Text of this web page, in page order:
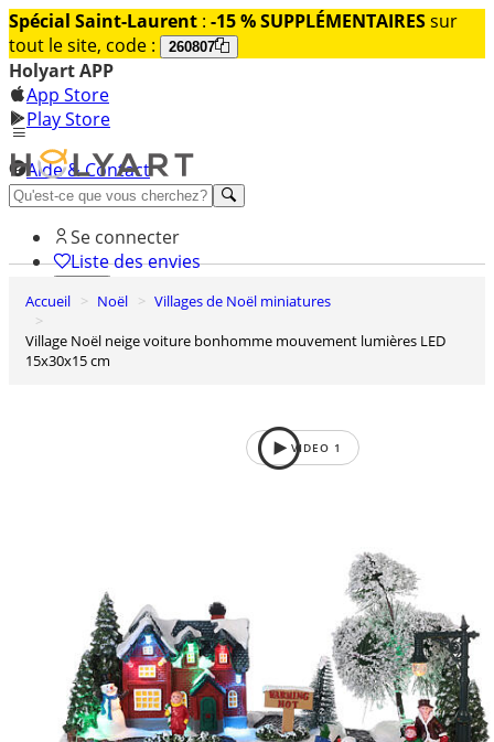
Spécial Saint-Laurent : -15 % SUPPLÉMENTAIRESsur
tout le site, code :
260807
Holyart APP
App Store
Play Store
Aide & Contact
Découvrez Premium
Se connecter
Liste des envies
0
Accueil Noël
Villages de Noël miniatures
Village Noël neige voiture bonhomme mouvement lumières LED
15x30x15 cm
VIDEO 1